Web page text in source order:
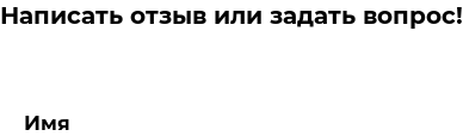
Написать отзыв или задать вопрос!
Имя